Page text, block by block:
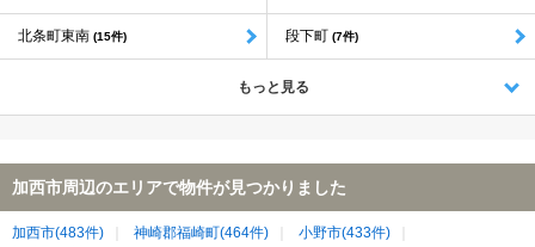
北条町東南 (15件) 段下町 (7件)
もっと見る
加西市周辺のエリアで物件が見つかりました
加西市(483件) 神崎郡福崎町(464件)
小野市(433件)